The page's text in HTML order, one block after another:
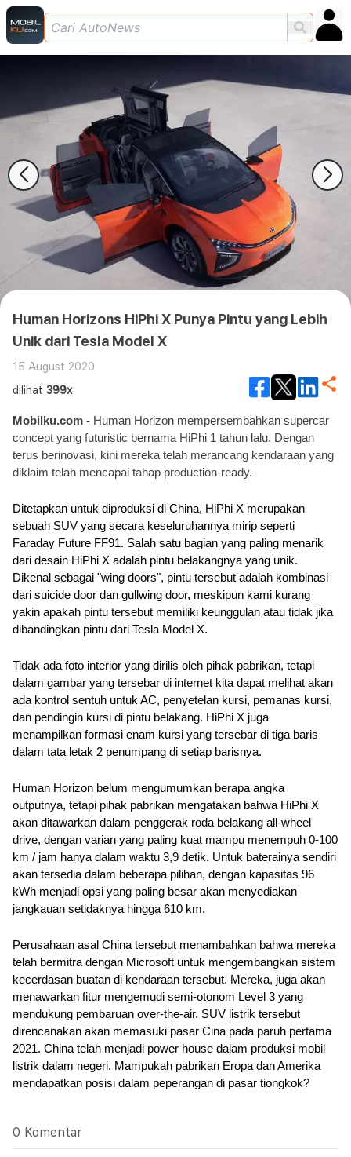
Human Horizons HiPhi X Punya Pintu yang Lebih
Unik dari Tesla Model X
15 August 2020
dilihat 399x
Mobilku.com - Human Horizon mempersembahkan supercar
concept yang futuristic bernama HiPhi 1 tahun lalu. Dengan
terus berinovasi, kini mereka telah merancang kendaraan yang
diklaim telah mencapai tahap production-ready.
Ditetapkan untuk diproduksi di China, HiPhi X merupakan
sebuah SUV yang secara keseluruhannya mirip seperti
Faraday Future FF91. Salah satu bagian yang paling menarik
dari desain HiPhi X adalah pintu belakangnya yang unik.
Dikenal sebagai "wing doors", pintu tersebut adalah kombinasi
dari suicide door dan gullwing door, meskipun kami kurang
yakin apakah pintu tersebut memiliki keunggulan atau tidak jika
dibandingkan pintu dari Tesla Model X.
Tidak ada foto interior yang dirilis oleh pihak pabrikan, tetapi
dalam gambar yang tersebar di internet kita dapat melihat akan
ada kontrol sentuh untuk AC, penyetelan kursi, pemanas kursi,
dan pendingin kursi di pintu belakang. HiPhi X juga
menampilkan formasi enam kursi yang tersebar di tiga baris
dalam tata letak 2 penumpang di setiap barisnya.
Human Horizon belum mengumumkan berapa angka
outputnya, tetapi pihak pabrikan mengatakan bahwa HiPhi X
akan ditawarkan dalam penggerak roda belakang all-wheel
drive, dengan varian yang paling kuat mampu menempuh 0-100
km / jam hanya dalam waktu 3,9 detik. Untuk baterainya sendiri
akan tersedia dalam beberapa pilihan, dengan kapasitas 96
kWh menjadi opsi yang paling besar akan menyediakan
jangkauan setidaknya hingga 610 km.
Perusahaan asal China tersebut menambahkan bahwa mereka
telah bermitra dengan Microsoft untuk mengembangkan sistem
kecerdasan buatan di kendaraan tersebut. Mereka, juga akan
menawarkan fitur mengemudi semi-otonom Level 3 yang
mendukung pembaruan over-the-air. SUV listrik tersebut
direncanakan akan memasuki pasar Cina pada paruh pertama
2021. China telah menjadi power house dalam produksi mobil
listrik dalam negeri. Mampukah pabrikan Eropa dan Amerika
mendapatkan posisi dalam peperangan di pasar tiongkok?
0 Komentar